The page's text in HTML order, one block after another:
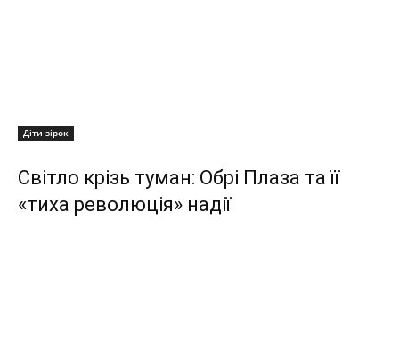
Діти зірок
Світло крізь туман: Обрі Плаза та її
«тиха революція» надії